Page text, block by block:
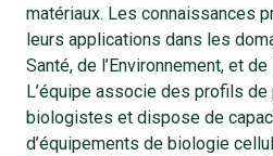
matériaux. Les connaissances
leurs applications dans les
Santé, de l’Environnement, et de
L’équipe associe des profils
biologistes et dispose de
d’équipements de biologie